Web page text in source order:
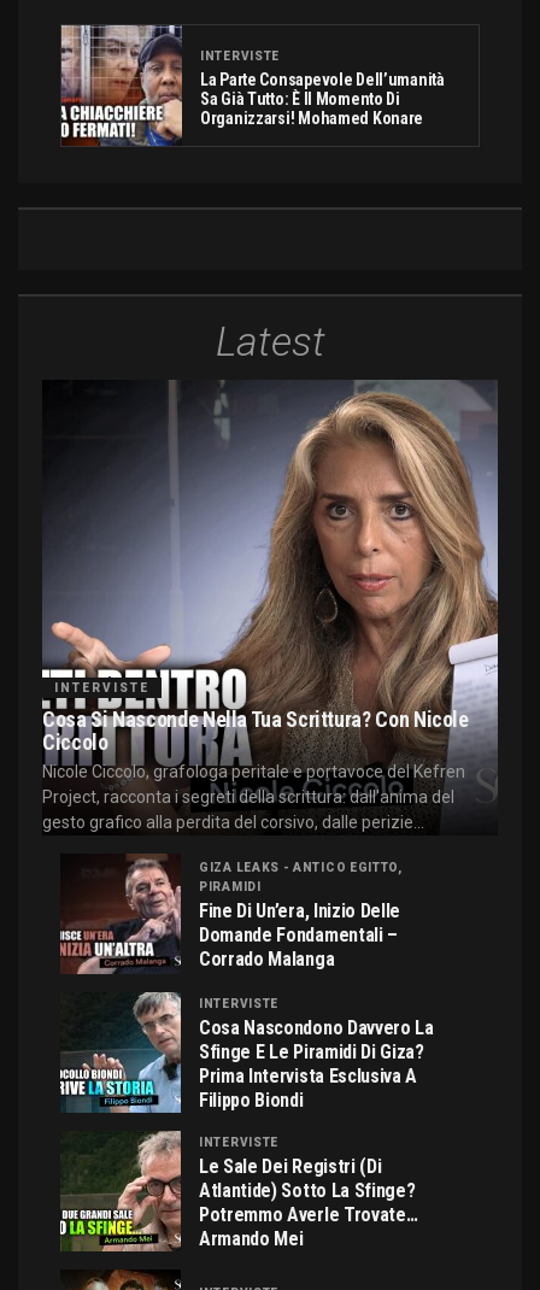
INTERVISTE
La Parte Consapevole Dell’umanità
Sa Già Tutto: È Il Momento Di
Organizzarsi! Mohamed Konare
Latest
INTERVISTE
Cosa Si Nasconde Nella Tua Scrittura? Con Nicole
Ciccolo
Nicole Ciccolo, grafologa peritale e portavoce del Kefren
Project, racconta i segreti della scrittura: dall'anima del
gesto grafico alla perdita del corsivo, dalle perizie...
GIZA LEAKS - ANTICO EGITTO,
PIRAMIDI
Fine Di Un’era, Inizio Delle
Domande Fondamentali –
Corrado Malanga
INTERVISTE
Cosa Nascondono Davvero La
Sfinge E Le Piramidi Di Giza?
Prima Intervista Esclusiva A
Filippo Biondi
INTERVISTE
Le Sale Dei Registri (di
Atlantide) Sotto La Sfinge?
Potremmo Averle Trovate…
Armando Mei